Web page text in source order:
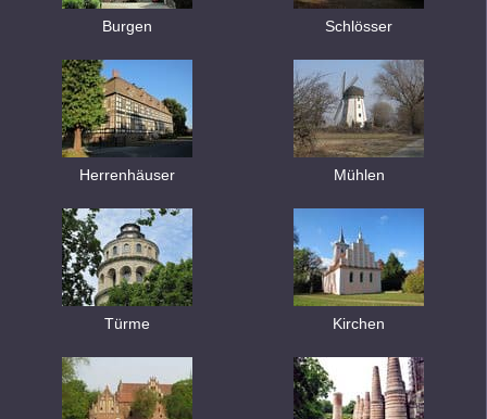
Burgen Schlösser
Herrenhäuser Mühlen
Türme Kirchen